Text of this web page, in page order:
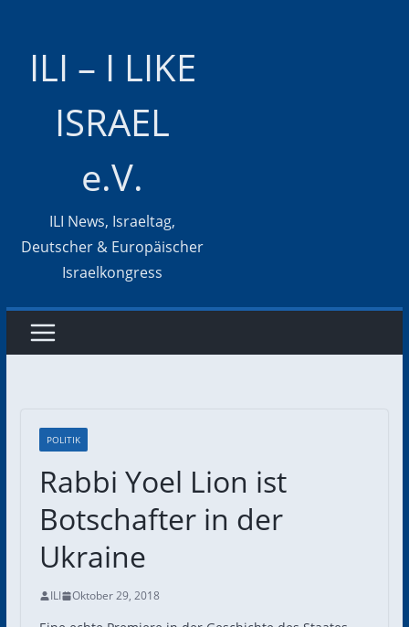
ILI – I LIKE
ISRAEL
e.V.
ILI News, Israeltag,
Deutscher & Europäischer
Israelkongress
POLITIK
Rabbi Yoel Lion ist
Botschafter in der
Ukraine
ILI Oktober 29, 2018